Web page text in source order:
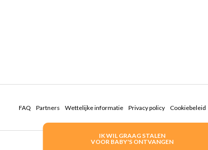
IK WIL GRAAG STALEN
VOOR BABY'S ONTVANGEN
FAQ Partners Wettelijke informatie Privacy policy Cookiebeleid